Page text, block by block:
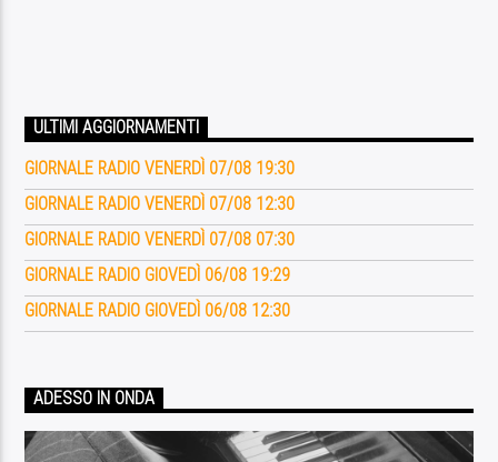
ULTIMI AGGIORNAMENTI
GIORNALE RADIO VENERDÌ 07/08 19:30
GIORNALE RADIO VENERDÌ 07/08 12:30
GIORNALE RADIO VENERDÌ 07/08 07:30
GIORNALE RADIO GIOVEDÌ 06/08 19:29
GIORNALE RADIO GIOVEDÌ 06/08 12:30
ADESSO IN ONDA